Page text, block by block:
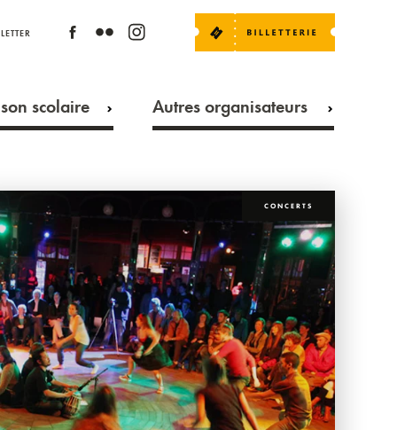
scolaire Autres organisateurs
CONCERTS